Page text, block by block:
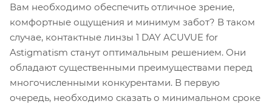
Вам необходимо обеспечить отличное зрение,
комфортные ощущения и минимум забот? В таком
случае, контактные линзы 1 DAY ACUVUE for
Astigmatism станут оптимальным решением. Они
обладают существенными преимуществами перед
многочисленными конкурентами. В первую
очередь, необходимо сказать о минимальном сроке